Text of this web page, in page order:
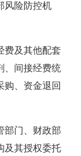
险防控机
及其他配套
、间接经费统
购、资金退回
门、财政部
及其授权委托